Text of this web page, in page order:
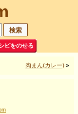
ピをのせる
肉まん(カレー) »